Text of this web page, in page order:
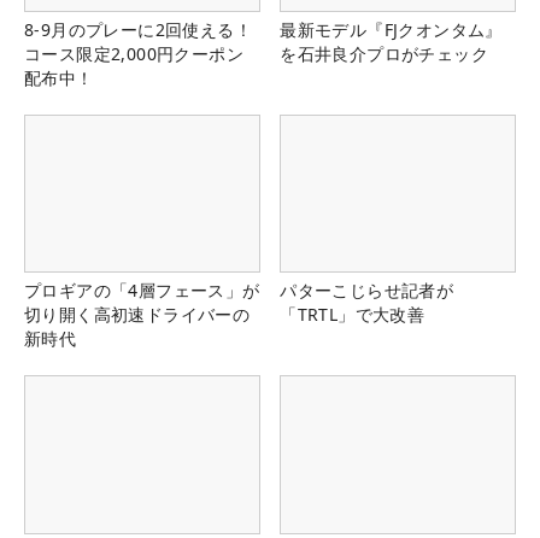
8-9月のプレーに2回使える！
コース限定2,000円クーポン
配布中！
最新モデル『FJクオンタム』
を石井良介プロがチェック
プロギアの「4層フェース」が
切り開く高初速ドライバーの
新時代
パターこじらせ記者が
「TRTL」で大改善